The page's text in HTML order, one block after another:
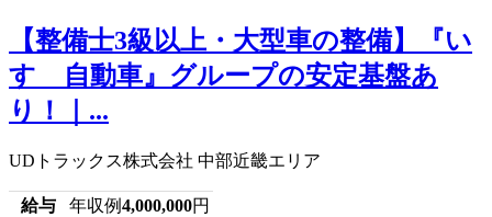
【整備士3級以上・大型車の整備】『い
すゞ自動車』グループの安定基盤あ
り！｜...
UDトラックス株式会社 中部近畿エリア
給与 年収例4,000,000円